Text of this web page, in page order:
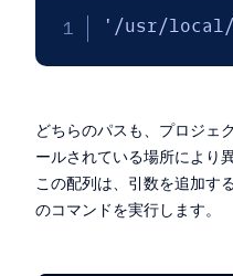
'/usr/local/
どちらのパスも、プロジェ
ールされている場所により
この配列は、引数を追加す
のコマンドを実行します。